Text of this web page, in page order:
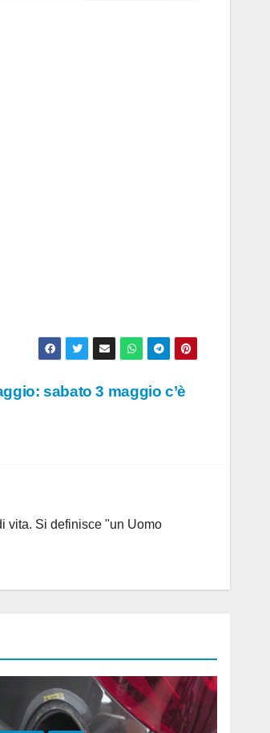
sabato 3 maggio c’è
vita. Si definisce "un Uomo